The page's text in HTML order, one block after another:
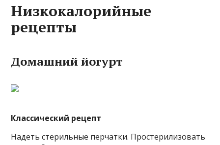
Низкокалорийные
рецепты
Домашний йогурт
Классический рецепт
Надеть стерильные перчатки. Простерилизовать